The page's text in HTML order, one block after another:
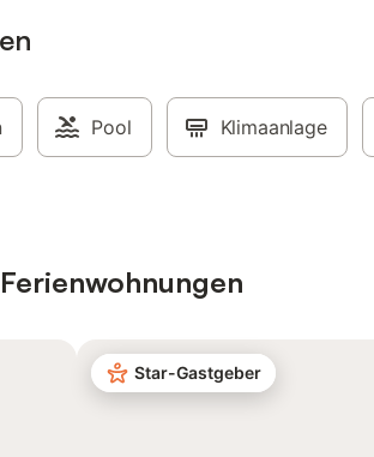
Pool Klimaanlage
Star-Gastgeber